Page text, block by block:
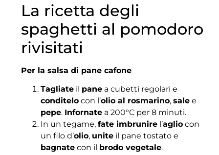
La ricetta degli
spaghetti al pomodoro
rivisitati
Per la salsa di pane cafone
Tagliateil panea cubetti regolari e
conditelocon l’olio al rosmarino, salee
pepe. Infornatea 200°C per 8 minuti.
In un tegame, fate imbrunirel’agliocon
un filo d’olio, uniteil pane tostato e
bagnatecon il brodo vegetale.